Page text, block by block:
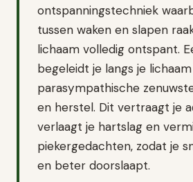
ontspanningstechniek
tussen waken en slapen
lichaam volledig ontspant.
begeleidt je langs je
parasympathische
en herstel. Dit vertraagt je
verlaagt je hartslag en
piekergedachten, zodat je
en beter doorslaapt.